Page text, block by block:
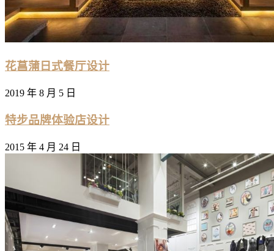
花菖蒲日式餐厅设计
2019 年 8 月 5 日
特步品牌体验店设计
2015 年 4 月 24 日